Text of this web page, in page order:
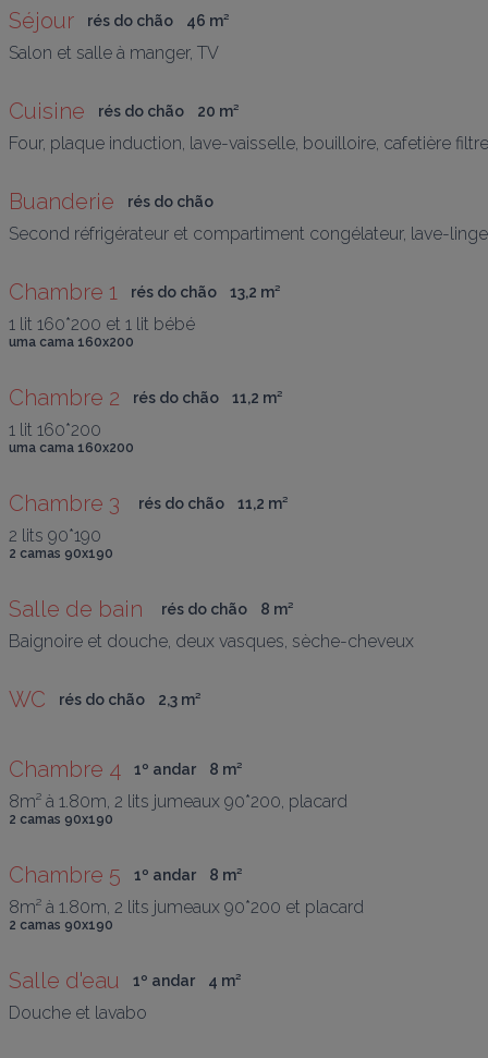
Séjour rés do chão 46 m²
Salon et salle à manger, TV
Cuisine rés do chão 20 m²
Four, plaque induction, lave-vaisselle, bouilloire, cafetière
Buanderie rés do chão
Second réfrigérateur et compartiment congélateur, lave-
Chambre 1 rés do chão 13,2 m²
1 lit 160*200 et 1 lit bébé
uma cama 160x200
Chambre 2 rés do chão 11,2 m²
1 lit 160*200
uma cama 160x200
Chambre 3 rés do chão 11,2 m²
2 lits 90*190
2 camas 90x190
Salle de bain rés do chão 8 m²
Baignoire et douche, deux vasques, sèche-cheveux
WC rés do chão 2,3 m²
Chambre 4 1º andar 8 m²
8m² à 1.80m, 2 lits jumeaux 90*200, placard
2 camas 90x190
Chambre 5 1º andar 8 m²
8m² à 1.80m, 2 lits jumeaux 90*200 et placard
2 camas 90x190
Salle d'eau 1º andar 4 m²
Douche et lavabo